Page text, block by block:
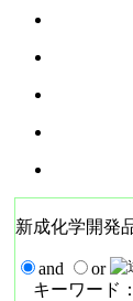
新成化学開発
and
or
キーワード：